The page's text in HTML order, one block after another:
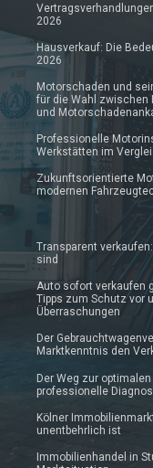
2026
Hausverkauf: Die
2026
Motorschaden und
für die Wahl
und
Professionelle
Werkstätten im
Zukunftsorientierte
modernen
Transparent
sind
Auto sofort verkaufen
Tipps zum Schutz vor
Überraschungen
Der
Marktkenntnis den
Der Weg zur
professionelle
Kölner
unentbehrlich ist
Immobilienhandel in